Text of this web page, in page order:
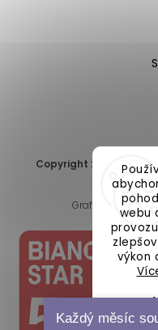
webu
výkon
Copyright 2026
Upravit
Grafický návrh
Každý měsíc